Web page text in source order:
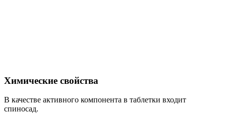
Химические свойства
В качестве активного компонента в таблетки входит
спиносад.